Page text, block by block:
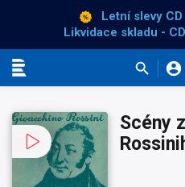
Letní slevy
Likvidace skladu -
Scény